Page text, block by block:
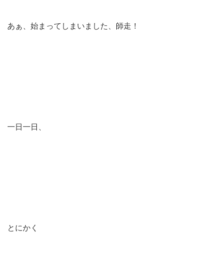
あぁ、始まってしまいました、師走！
一日一日、
とにかく